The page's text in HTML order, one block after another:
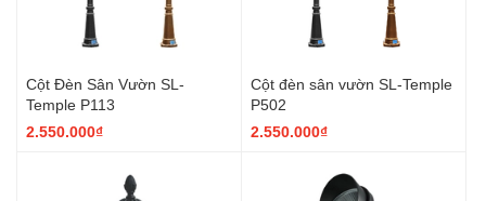
Cột Đèn Sân Vườn SL-
Temple P113
2.550.000₫
Cột đèn sân vườn SL-Temple
P502
2.550.000₫